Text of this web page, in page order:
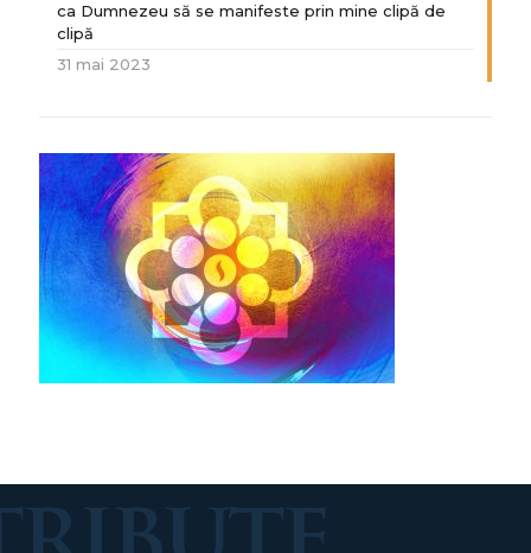
ca Dumnezeu să se manifeste prin mine clipă de
clipă
31 mai 2023